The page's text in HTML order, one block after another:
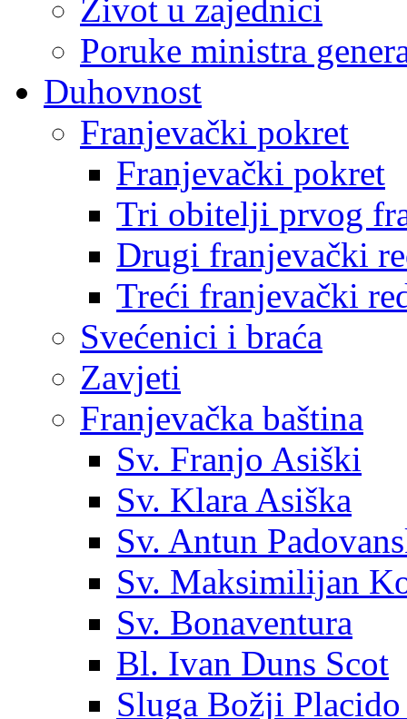
Život u zajednici
Poruke ministra
Duhovnost
Franjevački pokret
Franjevački pokret
Tri obitelji prvog
Drugi franjevački
Treći franjevački
Svećenici i braća
Zavjeti
Franjevačka baština
Sv. Franjo Asiški
Sv. Klara Asiška
Sv. Antun
Sv. Maksimilijan
Sv. Bonaventura
Bl. Ivan Duns Scot
Sluga Božji Placido